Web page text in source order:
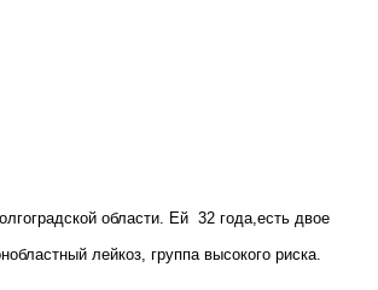
области. Ей 32 года,есть двое
лейкоз, группа высокого риска.